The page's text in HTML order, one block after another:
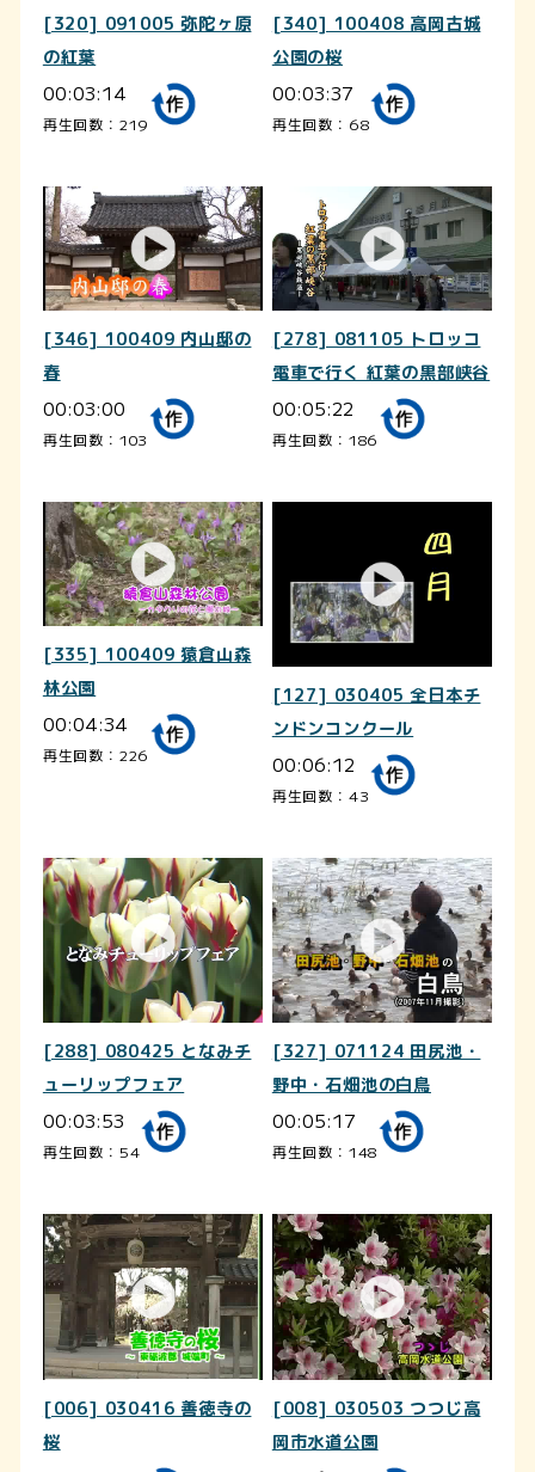
[320] 091005 弥陀ヶ原
の紅葉
00:03:14
再生回数：219
[340] 100408 高岡古城
公園の桜
00:03:37
再生回数：68
[346] 100409 内山邸の
春
00:03:00
再生回数：103
[278] 081105 トロッコ
電車で行く 紅葉の黒部峡谷
00:05:22
再生回数：186
[335] 100409 猿倉山森
林公園
00:04:34
再生回数：226
[127] 030405 全日本チ
ンドンコンクール
00:06:12
再生回数：43
[288] 080425 となみチ
ューリップフェア
00:03:53
再生回数：54
[327] 071124 田尻池・
野中・石畑池の白鳥
00:05:17
再生回数：148
[006] 030416 善徳寺の
桜
[008] 030503 つつじ高
岡市水道公園